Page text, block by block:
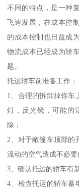
不同的特点，是一种
飞速发展，在成本控
的成本控制也日益成
物流成本已经成为轿
题。
托运轿车前准备工作：
1、合理的拆卸掉你车
灯，反光镜，可能的
除；
2、对于敞篷车顶部的
流动的空气造成不必要
3、确认托运的轿车有
4、检查托运的轿车蓄